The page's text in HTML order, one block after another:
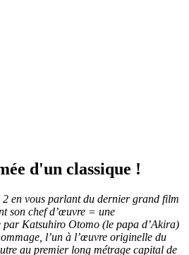
d'un classique !
2 en vous parlant du dernier grand film
son chef d’œuvre = une
par Katsuhiro Otomo (le papa d’Akira)
l’un à l’œuvre originelle du
au premier long métrage capital de